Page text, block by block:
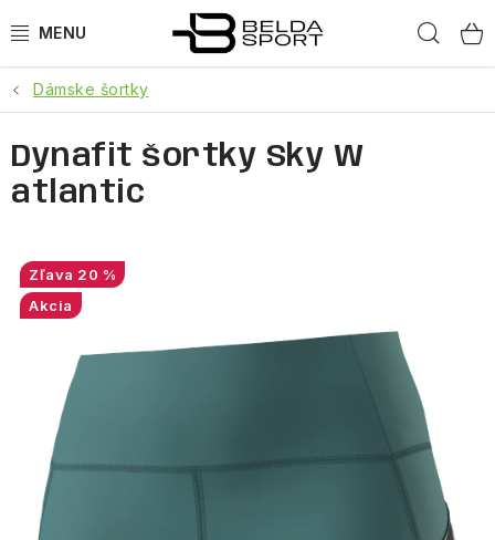
na
ŠPORTY
BEH
GOLDBERGH
OBLEČENIE
DOPLNKY
NAŠE SLUŽBY
Dámske šortky
Dynafit šortky Sky W
atlantic
20 %
Akcia